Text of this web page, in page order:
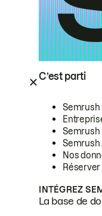
C’est parti
Semrush
Semrush
Semrush
Nos
INTÉGREZ
La base de